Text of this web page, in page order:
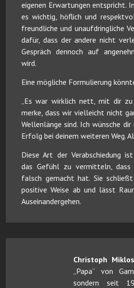
eigenen Erwartungen entspricht.
es wichtig, höflich und
freundliche und unaufdringliche
dafür, dass der andere nicht
Gespräch dennoch auf
wird.
Eine mögliche Formulierung
„Es war wirklich nett, mit dir zu
merke, dass wir vielleicht nicht
Wellenlänge sind. Ich wünsche
Erfolg bei deinem weiteren Weg.
Diese Art der Verabschiedung
das Gefühl zu vermitteln, dass
falsch gemacht hat. Sie
positive Weise ab und lässt
Auseinandergehen.
Christoph Miklos
„Papa“ von
sondern seit